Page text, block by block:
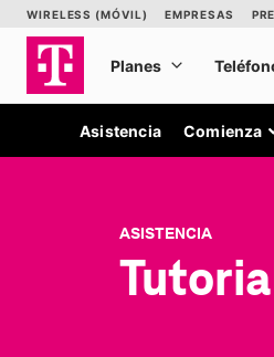
Asistencia Comienza
ASISTENCIA